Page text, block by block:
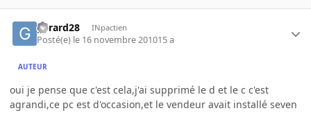
gerard28 INpactien
Posté(e) le 16 novembre 201015 a
AUTEUR
oui je pense que c'est cela,j'ai supprimé le d et le c c'est
agrandi,ce pc est d'occasion,et le vendeur avait installé seven